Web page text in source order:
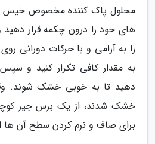
محلول پاک کننده مخصوص خیس
های خود را درون چکمه قرار
را به آرامی و با حرکات دورانی
به مقدار کافی تکرار کنید و
دهید تا به خوبی خشک شوند.
خشک شدند، از یک برس جیر
برای صاف و نرم کردن سطح آن ها